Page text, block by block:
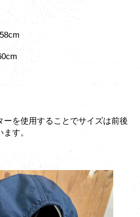
を使用することでサイズは前後
す。